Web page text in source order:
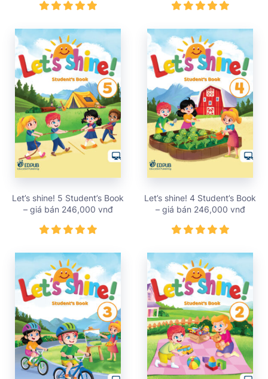
Let’s shine! 5 Student’s Book
– giá bán 246,000 vnđ
Let’s shine! 4 Student’s Book
– giá bán 246,000 vnđ